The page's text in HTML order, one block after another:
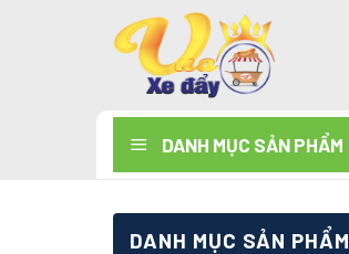
DANH MỤC SẢN PHẨM
DANH MỤC SẢN PHẨM